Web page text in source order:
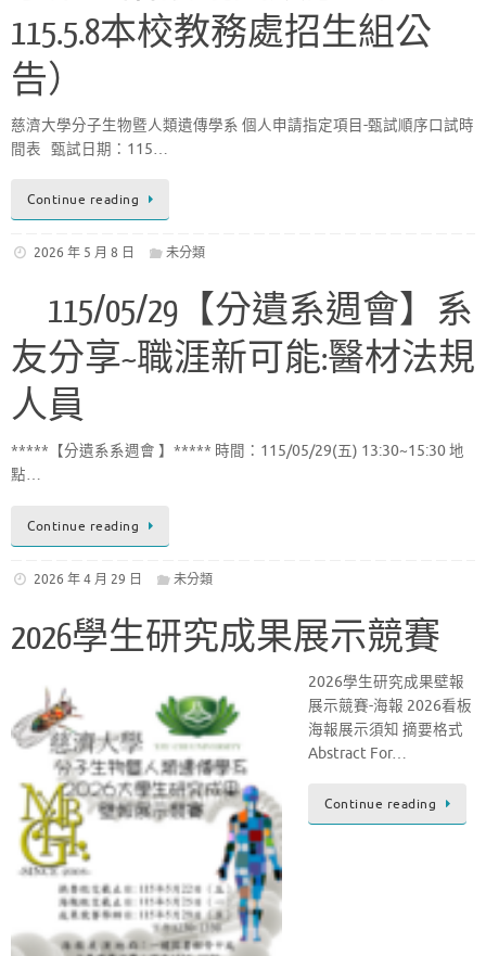
115.5.8本校教務處招生組公
告）
慈濟大學分子生物暨人類遺傳學系 個人申請指定項目-甄試順序口試時
間表 甄試日期：115…
Continue reading
2026 年 5 月 8 日 未分類
115/05/29【分遺系週會】系
友分享~職涯新可能:醫材法規
人員
*****【分遺系系週會 】***** 時間：115/05/29(五) 13:30~15:30 地
點…
Continue reading
2026 年 4 月 29 日 未分類
2026學生研究成果展示競賽
2026學生研究成果壁報
展示競賽-海報 2026看板
海報展示須知 摘要格式
Abstract For…
Continue reading